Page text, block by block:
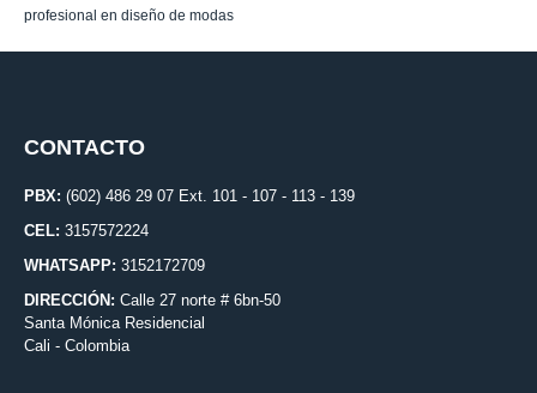
profesional en diseño de modas
CONTACTO
PBX: (602) 486 29 07 Ext. 101 - 107 - 113 - 139
CEL: 3157572224
WHATSAPP: 3152172709
DIRECCIÓN: Calle 27 norte # 6bn-50
Santa Mónica Residencial
Cali - Colombia